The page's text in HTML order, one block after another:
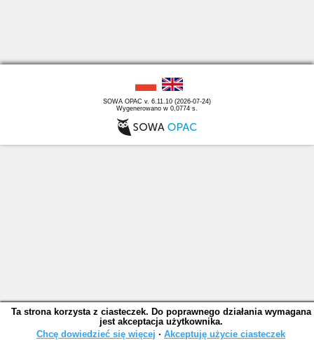
SOWA OPAC v. 6.11.10 (2026-07-24)
Wygenerowano w 0,0774 s.
Ta strona korzysta z ciasteczek. Do poprawnego działania wymagana
jest akceptacja użytkownika.
Chcę dowiedzieć się więcej ∙ Akceptuję użycie ciasteczek